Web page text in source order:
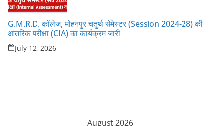
G.M.R.D. कॉलेज, मोहनपुर चतुर्थ सेमेस्टर (Session 2024-28) की
आंतरिक परीक्षा (CIA) का कार्यक्रम जारी
July 12, 2026
August 2026